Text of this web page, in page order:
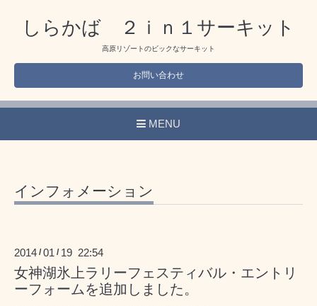
しらかば ２ｉｎ１サーキット
高原リゾートのビックなサーキット
お問い合わせ
MENU
インフォメーション
2014 /01 / 19 22:54
女神湖氷上ラリーフェスティバル・エントリ
ーフォームを追加しました。